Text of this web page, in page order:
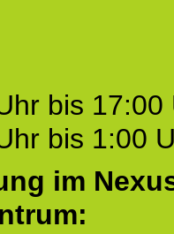
bis 17:00
bis 1:00
im